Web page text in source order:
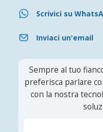
Scrivici su
Inviaci un'email
Sempre al tuo
preferisca parlare
con la nostra